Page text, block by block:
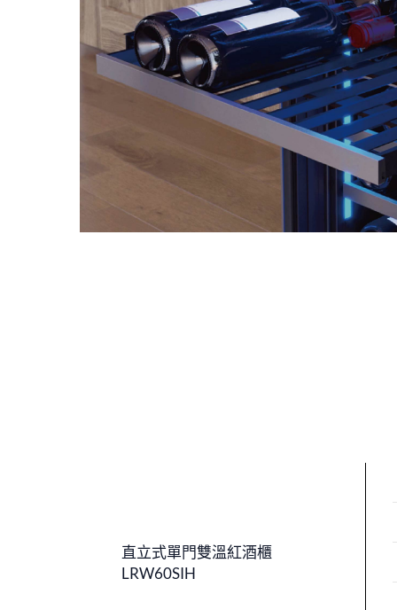
直立式單門雙溫紅酒櫃
LRW60SIH